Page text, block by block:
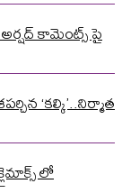
కామెంట్స్ పై
‘కల్కి’..నిర్మాత
లో